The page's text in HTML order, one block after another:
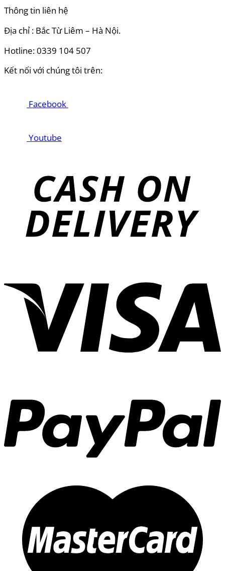
Thông tin liên hệ
Địa chỉ : Bắc Từ Liêm – Hà Nội.
Hotline: 0339 104 507
Kết nối với chúng tôi trên:
Facebook
Youtube